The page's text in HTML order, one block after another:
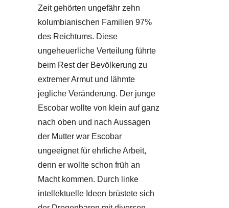
Zeit gehörten ungefähr zehn
kolumbianischen Familien 97%
des Reichtums. Diese
ungeheuerliche Verteilung führte
beim Rest der Bevölkerung zu
extremer Armut und lähmte
jegliche Veränderung. Der junge
Escobar wollte von klein auf ganz
nach oben und nach Aussagen
der Mutter war Escobar
ungeeignet für ehrliche Arbeit,
denn er wollte schon früh an
Macht kommen. Durch linke
intellektuelle Ideen brüstete sich